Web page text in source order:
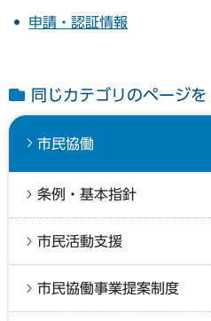
申請・認証情報
同じカテゴリのページを
市民協働
条例・基本指針
市民活動支援
市民協働事業提案制度